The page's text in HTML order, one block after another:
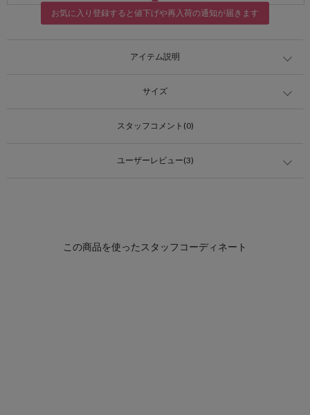
お気に入り登録すると値下げや再入荷の通知が届きます
アイテム説明
サイズ
スタッフコメント(0)
ユーザーレビュー(3)